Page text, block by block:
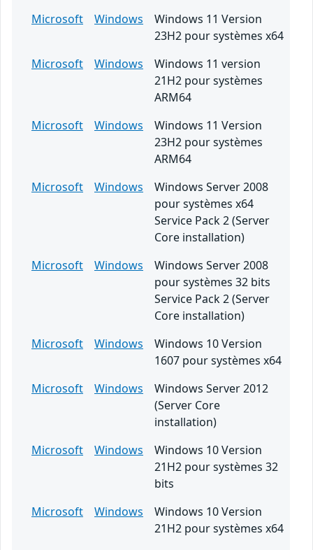
Microsoft
Windows
Windows 11 Version
23H2 pour systèmes x64
Microsoft
Windows
Windows 11 version
21H2 pour systèmes
ARM64
Microsoft
Windows
Windows 11 Version
23H2 pour systèmes
ARM64
Microsoft
Windows
Windows Server 2008
pour systèmes x64
Service Pack 2 (Server
Core installation)
Microsoft
Windows
Windows Server 2008
pour systèmes 32 bits
Service Pack 2 (Server
Core installation)
Microsoft
Windows
Windows 10 Version
1607 pour systèmes x64
Microsoft
Windows
Windows Server 2012
(Server Core
installation)
Microsoft
Windows
Windows 10 Version
21H2 pour systèmes 32
bits
Microsoft
Windows
Windows 10 Version
21H2 pour systèmes x64